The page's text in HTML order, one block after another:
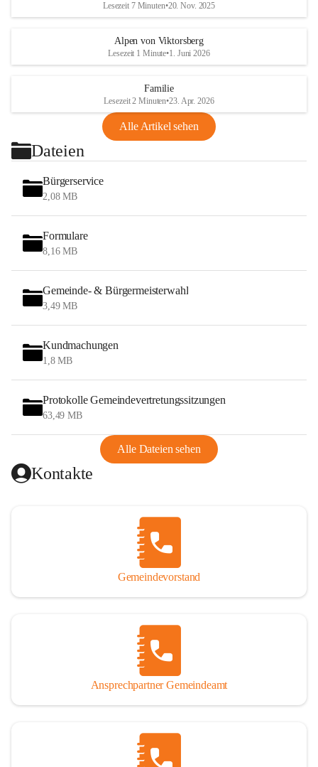
Lesezeit 7 Minuten•20. Nov. 2025
Alpen von Viktorsberg
Lesezeit 1 Minute•1. Juni 2026
Familie
Lesezeit 2 Minuten•23. Apr. 2026
Alle Artikel sehen
Dateien
Bürgerservice
2,08 MB
Formulare
8,16 MB
Gemeinde- & Bürgermeisterwahl
3,49 MB
Kundmachungen
1,8 MB
Protokolle Gemeindevertretungssitzungen
63,49 MB
Alle Dateien sehen
Kontakte
Gemeindevorstand
Ansprechpartner Gemeindeamt